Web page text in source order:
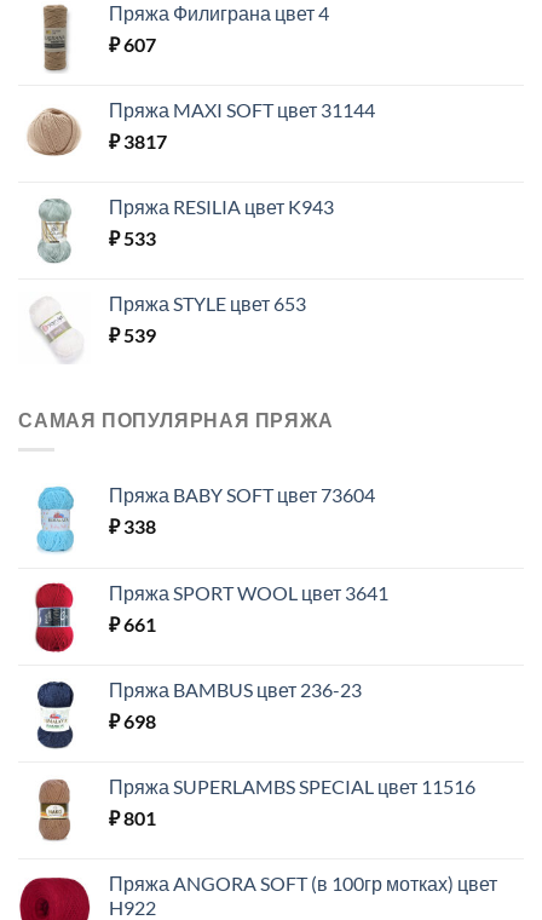
Пряжа Филиграна цвет 4
₽607
Пряжа MAXI SOFT цвет 31144
₽3817
Пряжа RESILIA цвет K943
₽533
Пряжа STYLE цвет 653
₽539
САМАЯ ПОПУЛЯРНАЯ ПРЯЖА
Пряжа BABY SOFT цвет 73604
₽338
Пряжа SPORT WOOL цвет 3641
₽661
Пряжа BAMBUS цвет 236-23
₽698
Пряжа SUPERLAMBS SPECIAL цвет 11516
₽801
Пряжа ANGORA SOFT (в 100гр мотках) цвет
H922